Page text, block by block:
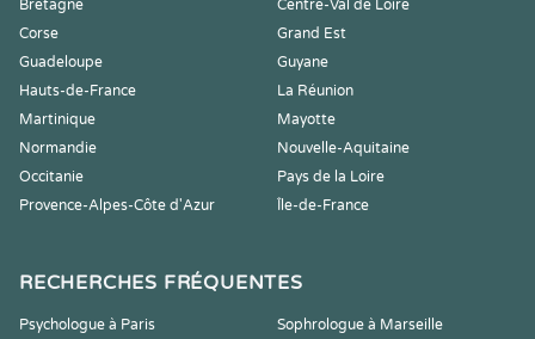
Bretagne
Centre-Val de Loire
Corse
Grand Est
Guadeloupe
Guyane
Hauts-de-France
La Réunion
Martinique
Mayotte
Normandie
Nouvelle-Aquitaine
Occitanie
Pays de la Loire
Provence-Alpes-Côte d'Azur
Île-de-France
RECHERCHES FRÉQUENTES
Psychologue à Paris
Sophrologue à Marseille